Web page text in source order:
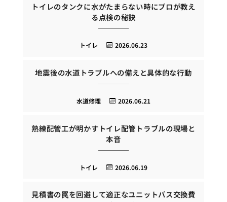
トイレのタンクに水がたまらない時にプロが教え
る点検の秘訣
2026.06.23
トイレ
地震後の水道トラブルへの備えと具体的な行動
2026.06.21
水道修理
熟練配管工が明かすトイレ配管トラブルの現場と
本音
2026.06.19
トイレ
見積書の罠を回避して適正なユニットバス交換費